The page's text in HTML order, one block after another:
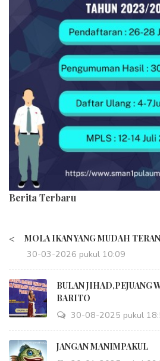
Berita Terbaru
< MOLA IKAN YANG MUDAH
30-03-2026 pukul 10:09
BULAN JIHAD,PEJUANG
BARITO
30-08-2025 pukul
JANGAN MANIMPAKUL